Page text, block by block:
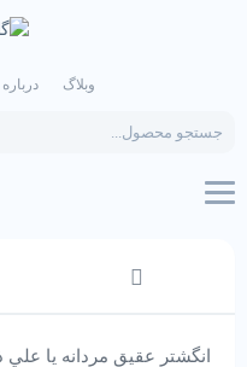
وبلاگ درباره
search
انگشتر عقیق مردانه يا